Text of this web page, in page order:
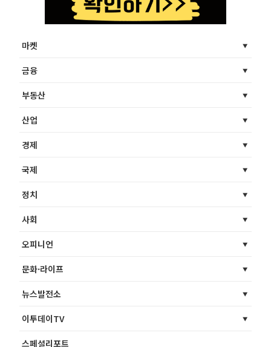
마켓
금융
부동산
산업
경제
국제
정치
사회
오피니언
문화·라이프
뉴스발전소
이투데이TV
스페셜리포트